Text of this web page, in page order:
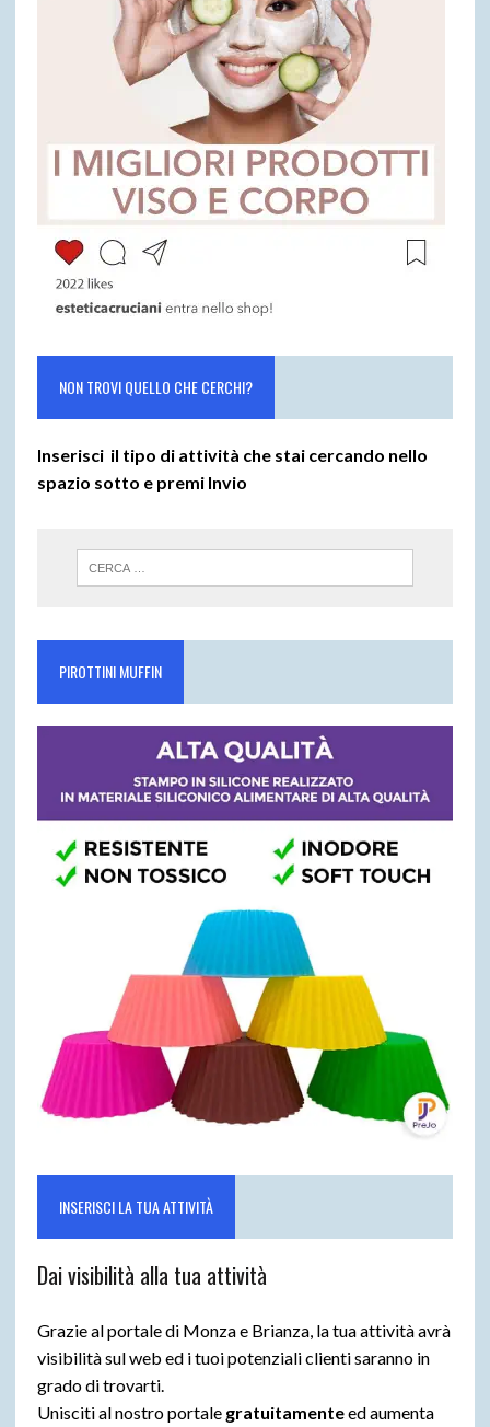
NON TROVI QUELLO CHE CERCHI?
Inserisci il tipo di attività che stai cercando nello
spazio sotto e premi Invio
PIROTTINI MUFFIN
INSERISCI LA TUA ATTIVITÀ
Dai visibilità alla tua attività
Grazie al portale di Monza e Brianza, la tua attività avrà
visibilità sul web ed i tuoi potenziali clienti saranno in
grado di trovarti.
Unisciti al nostro portale gratuitamenteed aumenta